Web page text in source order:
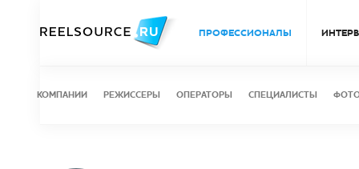
ПРОФЕССИОНАЛЫ
КОМПАНИИ РЕЖИССЕРЫ ОПЕРАТОРЫ СПЕЦИАЛИСТЫ